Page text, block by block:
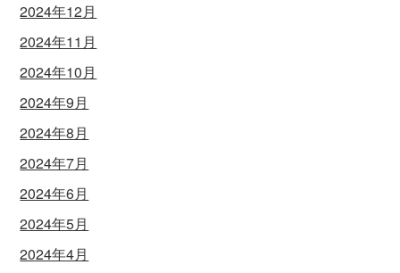
2024年12月
2024年11月
2024年10月
2024年9月
2024年8月
2024年7月
2024年6月
2024年5月
2024年4月